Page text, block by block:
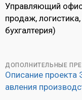
Управляющий
продаж,
бухгалтерия)
ДОПОЛНИТЕЛЬНЫЕ
Описание проекта
авления